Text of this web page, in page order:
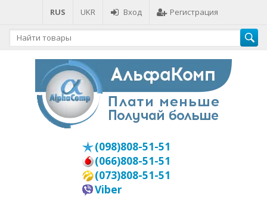
RUS UKR Вход Регистрация
(098)808-51-51
(066)808-51-51
(073)808-51-51
Viber